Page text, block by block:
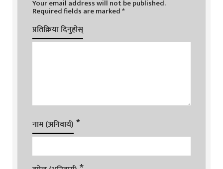
Your email address will not be published.
Required fields are marked*
प्रतिक्रिया दिनुहोस्
नाम (अनिवार्य) *